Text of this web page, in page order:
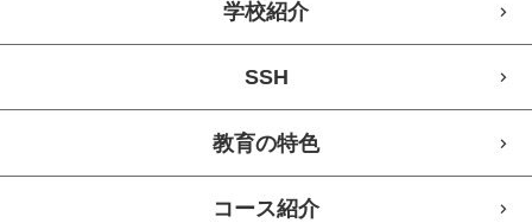
学校紹介
SSH
教育の特色
コース紹介